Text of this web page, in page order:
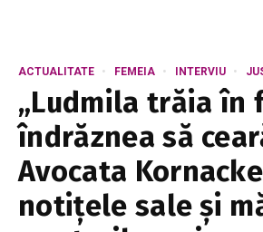
ACTUALITATE FEMEIA INTERVIU
„Ludmila trăia în
îndrăznea să
Avocata
notițele sale și